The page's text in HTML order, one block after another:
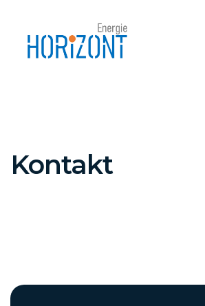
Kontakt